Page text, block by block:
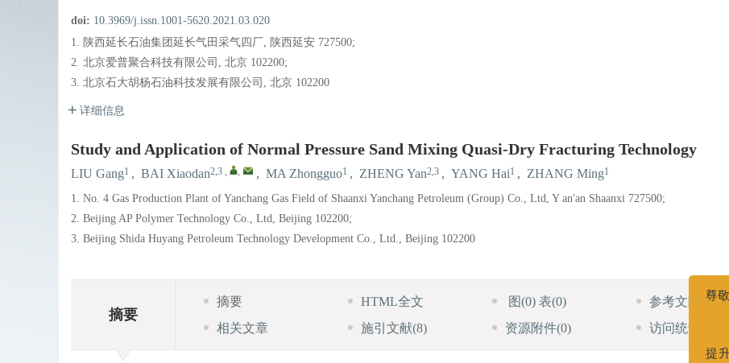
doi: 10.3969/j.issn.1001-5620.2021.03.020
1. 陕西延长石油集团延长气田采气四厂, 陕西延安 727500;
2. 北京爱普聚合科技有限公司, 北京 102200;
3. 北京石大胡杨石油科技发展有限公司, 北京 102200
详细信息
Study and Application of Normal Pressure Sand Mixing Quasi-Dry Fracturing Technology
LIU Gang1 , BAI Xiaodan2,3 , , , MA Zhongguo1 , ZHENG Yan2,3 , YANG Hai1 , ZHANG Ming1
1. No. 4 Gas Production Plant of Yanchang Gas Field of Shaanxi Yanchang Petroleum (Group) Co., Ltd, Y an'an Shaanxi 727500;
2. Beijing AP Polymer Technology Co., Ltd, Beijing 102200;
3. Beijing Shida Huyang Petroleum Technology Development Co., Ltd., Beijing 102200
摘要
摘要 HTML全文 图(0) 表(0) 参考文献
(11)
相关文章
施引文献(8) 资源附件(0) 访问统计